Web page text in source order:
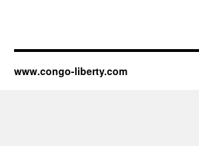
www.congo-liberty.com